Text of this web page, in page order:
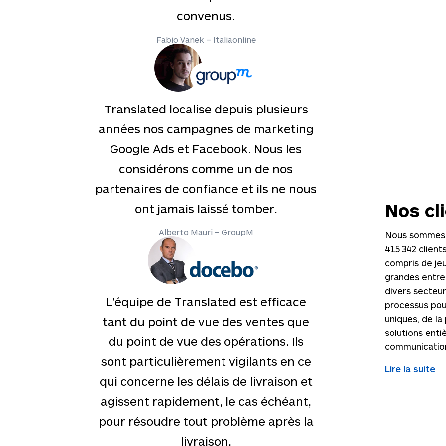
convenus.
Fabio Vanek – Italiaonline
Translated localise depuis plusieurs
années nos campagnes de marketing
Google Ads et Facebook. Nous les
considérons comme un de nos
partenaires de confiance et ils ne nous
ont jamais laissé tomber.
Alberto Mauri – GroupM
L’équipe de Translated est efficace
tant du point de vue des ventes que
du point de vue des opérations. Ils
sont particulièrement vigilants en ce
qui concerne les délais de livraison et
agissent rapidement, le cas échéant,
pour résoudre tout problème après la
livraison.
Nos
Nous
415 342
compris de
grandes
divers
processus
uniques, de
solutions
Lire la suite